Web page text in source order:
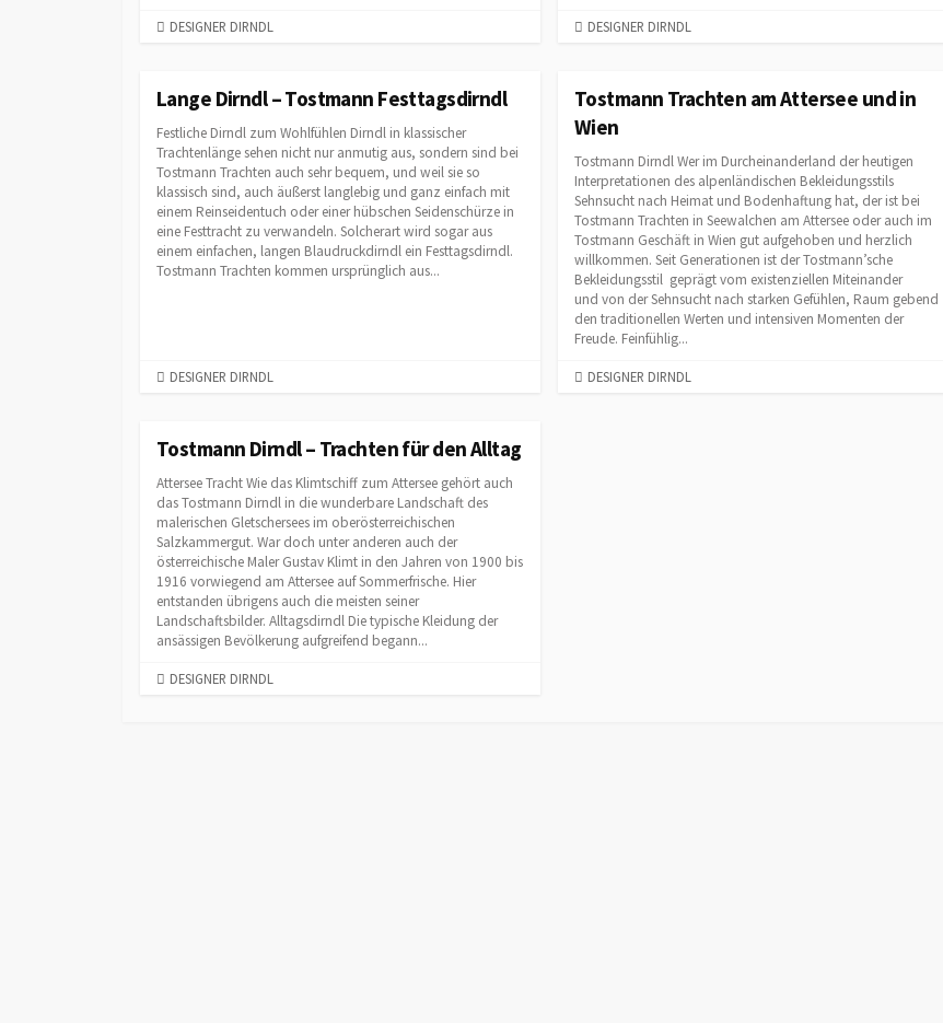
C
E
O
R
I
E
DESIGNER DIRNDL
C
E
O
R
I
E
S
DESIGNER DIRNDL
Lange Dirndl – Tostmann Festtagsdirndl
Festliche Dirndl zum Wohlfühlen Dirndl in klassischer
Trachtenlänge sehen nicht nur anmutig aus, sondern sind bei
Tostmann Trachten auch sehr bequem, und weil sie so
klassisch sind, auch äußerst langlebig und ganz einfach mit
einem Reinseidentuch oder einer hübschen Seidenschürze in
eine Festtracht zu verwandeln. Solcherart wird sogar aus
einem einfachen, langen Blaudruckdirndl ein Festtagsdirndl.
Tostmann Trachten kommen ursprünglich aus...
C
E
O
R
I
E
S
DESIGNER DIRNDL
Tostmann Trachten am Attersee und in
Wien
Tostmann Dirndl Wer im Durcheinanderland der heutigen
Interpretationen des alpenländischen Bekleidungsstils
Sehnsucht nach Heimat und Bodenhaftung hat, der ist bei
Tostmann Trachten in Seewalchen am Attersee oder auch im
Tostmann Geschäft in Wien gut aufgehoben und herzlich
willkommen. Seit Generationen ist der Tostmann’sche
Bekleidungsstil geprägt vom existenziellen Miteinander
und von der Sehnsucht nach starken Gefühlen, Raum gebend
den traditionellen Werten und intensiven Momenten der
Freude. Feinfühlig...
CDESIGNER DIRNDL
Tostmann Dirndl – Trachten für den Alltag
Attersee Tracht Wie das Klimtschiff zum Attersee gehört auch
das Tostmann Dirndl in die wunderbare Landschaft des
malerischen Gletschersees im oberösterreichischen
Salzkammergut. War doch unter anderen auch der
österreichische Maler Gustav Klimt in den Jahren von 1900 bis
1916 vorwiegend am Attersee auf Sommerfrische. Hier
entstanden übrigens auch die meisten seiner
Landschaftsbilder. Alltagsdirndl Die typische Kleidung der
ansässigen Bevölkerung aufgreifend begann...
CDESIGNER DIRNDL